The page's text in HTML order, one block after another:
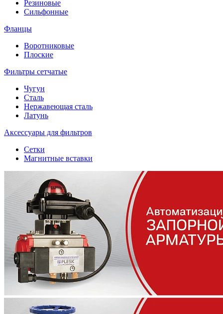
Резиновые
Сильфонные
Фланцы
Воротниковые
Плоские
Фильтры сетчатые
Чугун
Сталь
Нержавеющая сталь
Латунь
Аксессуары для фильтров
Сетки
Магнитные вставки